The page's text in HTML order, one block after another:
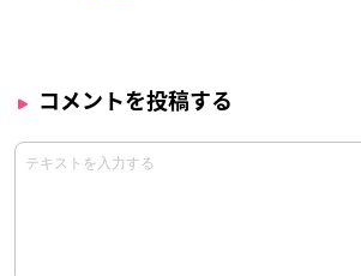
コメントを投稿する